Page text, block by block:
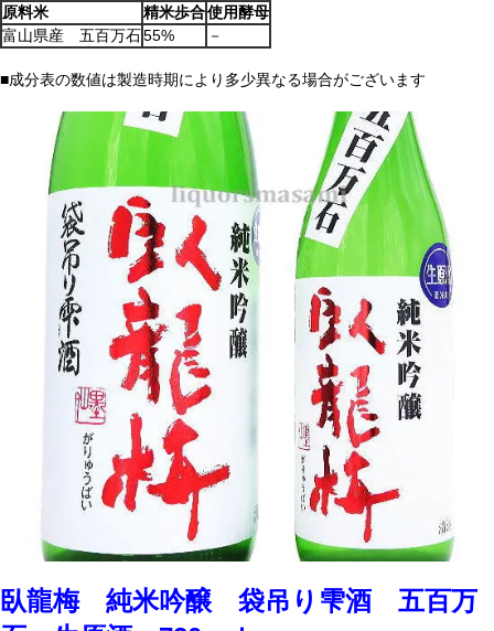
原料米
精米歩合使用酵母
富山県産 五百万石55% －
■成分表の数値は製造時期により多少異なる場合がございます
臥龍梅 純米吟醸 袋吊り雫酒 五百万